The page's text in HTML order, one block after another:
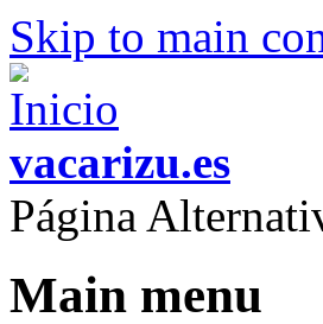
Skip to main
vacarizu.es
Página
Main menu